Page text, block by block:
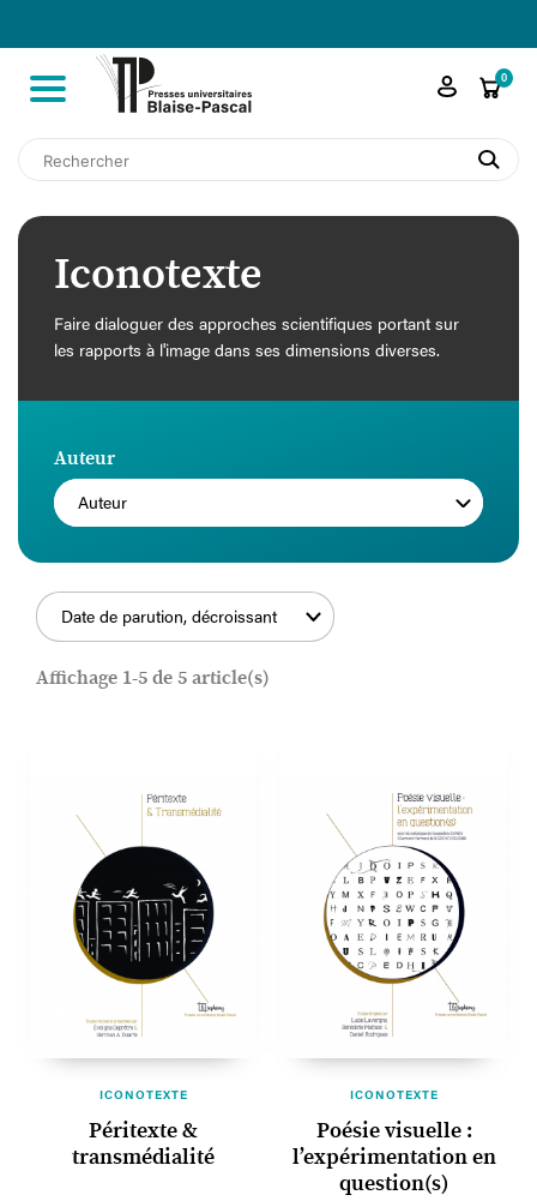
shopping_cart0

search
Iconotexte
Faire dialoguer des approches scientifiques portant sur
les rapports à l'image dans ses dimensions diverses.
Auteur
Auteur
Date de parution, décroissant
Affichage 1-5 de 5 article(s)
ICONOTEXTE
Péritexte &
transmédialité
ICONOTEXTE
Poésie visuelle :
l’expérimentation en
question(s)